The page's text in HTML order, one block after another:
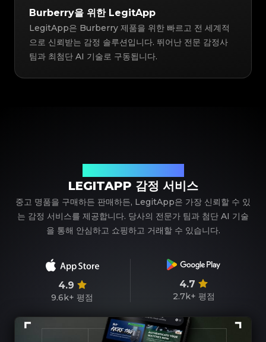
Burberry을 위한 LegitApp
LegitApp은 Burberry 제품을 위한 빠르고 전 세계적
으로 신뢰받는 감정 솔루션입니다. 뛰어난 전문 감정사
팀과 최첨단 AI 기술로 구동됩니다.
LEGITAPP 감정 서비스
중고 명품을 구매하든 판매하든, LegitApp은 가장 신뢰할 수 있
는 감정 서비스를 제공합니다. 당사의 전문가 팀과 첨단 AI 기술
을 통해 안심하고 쇼핑하고 거래할 수 있습니다.
4.9
9.6k+ 평점
4.7
2.7k+ 평점